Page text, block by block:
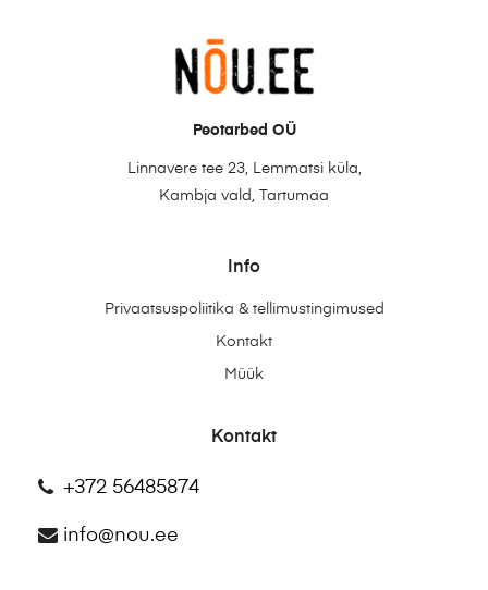
Peotarbed OÜ
Linnavere tee 23, Lemmatsi küla,
Kambja vald, Tartumaa
Info
Privaatsuspoliitika & tellimustingimused
Kontakt
Müük
Kontakt
+372 56485874
info@nou.ee